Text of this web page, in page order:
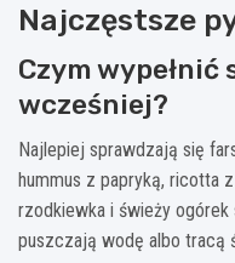
Najczęstsze
Czym wypełnić
wcześniej?
Najlepiej sprawdzają się
hummus z papryką, ricotta
rzodkiewka i świeży
puszczają wodę albo tracą